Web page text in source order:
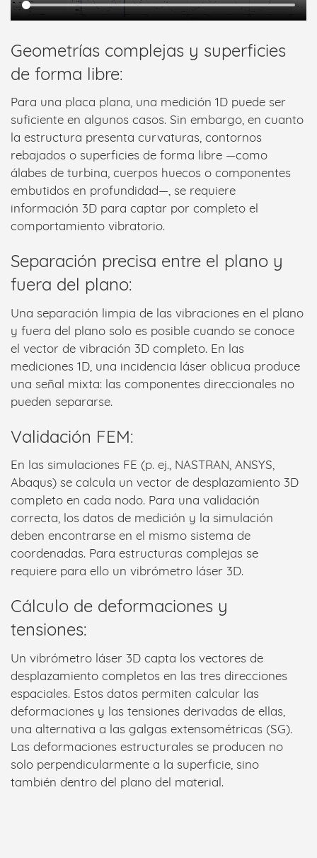
Geometrías complejas y superficies
de forma libre:
Para una placa plana, una medición 1D puede ser
suficiente en algunos casos. Sin embargo, en cuanto
la estructura presenta curvaturas, contornos
rebajados o superficies de forma libre —como
álabes de turbina, cuerpos huecos o componentes
embutidos en profundidad—, se requiere
información 3D para captar por completo el
comportamiento vibratorio.
Separación precisa entre el plano y
fuera del plano:
Una separación limpia de las vibraciones en el plano
y fuera del plano solo es posible cuando se conoce
el vector de vibración 3D completo. En las
mediciones 1D, una incidencia láser oblicua produce
una señal mixta: las componentes direccionales no
pueden separarse.
Validación FEM:
En las simulaciones FE (p. ej., NASTRAN, ANSYS,
Abaqus) se calcula un vector de desplazamiento 3D
completo en cada nodo. Para una validación
correcta, los datos de medición y la simulación
deben encontrarse en el mismo sistema de
coordenadas. Para estructuras complejas se
requiere para ello un vibrómetro láser 3D.
Cálculo de deformaciones y
tensiones:
Un vibrómetro láser 3D capta los vectores de
desplazamiento completos en las tres direcciones
espaciales. Estos datos permiten calcular las
deformaciones y las tensiones derivadas de ellas,
una alternativa a las galgas extensométricas (SG).
Las deformaciones estructurales se producen no
solo perpendicularmente a la superficie, sino
también dentro del plano del material.